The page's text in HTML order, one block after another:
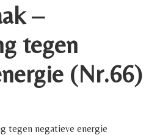
–
tegen
(Nr.66)
tegen negatieve energie